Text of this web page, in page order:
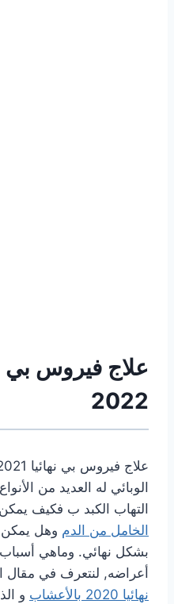
2022
الوبائي له العديد من
التهاب الكبد ب فكيف يمكن
الخامل من الدم وهل يمكن
بشكل نهائي. وماهي
أعراضه, لنتعرف في مقال
نهائيا 2020 بالأعشاب
و